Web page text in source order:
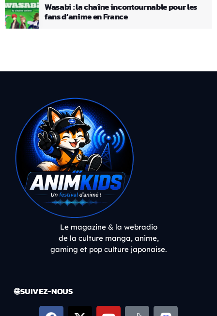
Wasabi : la chaîne incontournable pour les
fans d’anime en France
Le magazine & la webradio
de la culture manga, anime,
gaming et pop culture japonaise.
🌐 SUIVEZ-NOUS